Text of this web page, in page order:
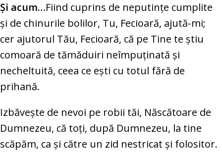
Şi acum…Fiind cuprins de neputinţe cumplite
şi de chinurile bolilor, Tu, Fecioară, ajută-mi;
cer ajutorul Tău, Fecioară, că pe Tine te ştiu
comoară de tămăduiri neîmpuţinată şi
necheltuită, ceea ce eşti cu totul fără de
prihană.
Izbăveşte de nevoi pe robii tăi, Născătoare de
Dumnezeu, că toţi, după Dumnezeu, la tine
scăpăm, ca şi către un zid nestricat şi folositor.